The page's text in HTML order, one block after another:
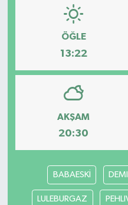
ÖĞLE
13:22
AKŞAM
20:30
BABAESKİ
LULEBURGAZ